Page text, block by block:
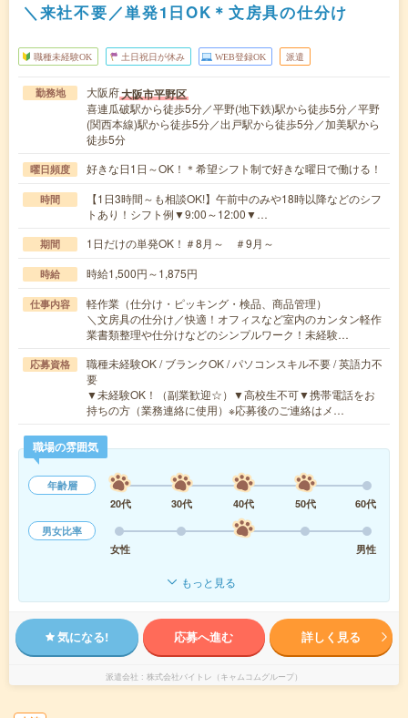
＼来社不要／単発1日OK＊文房具の仕分け
職種未経験OK 土日祝日が休み WEB登録OK 派遣
勤務地 大阪府大阪市平野区
喜連瓜破駅から徒歩5分／平野(地下鉄)駅から徒歩5分／平野
(関西本線)駅から徒歩5分／出戸駅から徒歩5分／加美駅から
徒歩5分
曜日頻度 好きな日1日～OK！＊希望シフト制で好きな曜日で働ける！
時間
【1日3時間～も相談OK!】午前中のみや18時以降などのシフ
トあり！シフト例▼9:00～12:00▼…
期間 1日だけの単発OK！＃8月～ ＃9月～
時給 時給1,500円～1,875円
仕事内容
軽作業（仕分け・ピッキング・検品、商品管理）
＼文房具の仕分け／快適！オフィスなど室内のカンタン軽作
業書類整理や仕分けなどのシンプルワーク！未経験…
応募資格
職種未経験OK / ブランクOK / パソコンスキル不要 / 英語力不
要
▼未経験OK！（副業歓迎☆）▼高校生不可▼携帯電話をお
持ちの方（業務連絡に使用）※応募後のご連絡はメ…
職場の雰囲気
年齢層
20代
30代 40代 50代
60代
男女比率
女性
男性
もっと見る
気になる! 応募へ進む 詳しく見る
派遣会社 株式会社バイトレ（キャムコムグループ）